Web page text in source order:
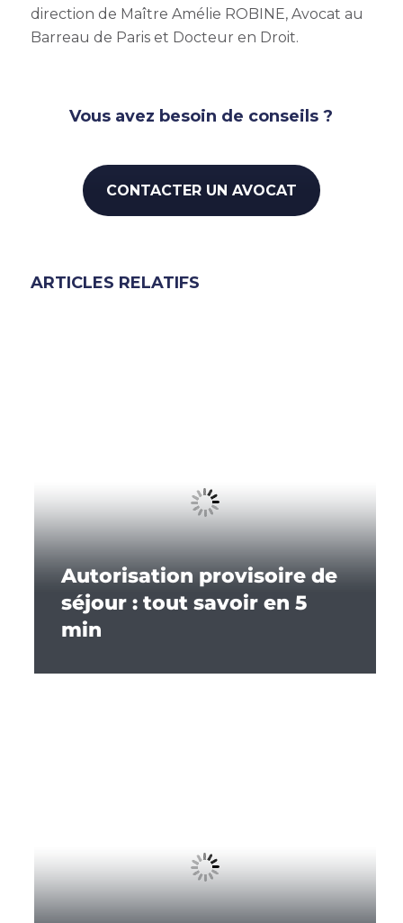
direction de Maître Amélie ROBINE, Avocat au
Barreau de Paris et Docteur en Droit.
Vous avez besoin de conseils ?
CONTACTER UN AVOCAT
ARTICLES RELATIFS
Autorisation provisoire de
séjour : tout savoir en 5
min